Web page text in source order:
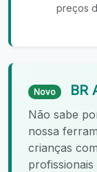
preços
Novo BR
Não sabe
nossa
crianças